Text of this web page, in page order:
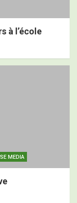
à l’école
MEDIA